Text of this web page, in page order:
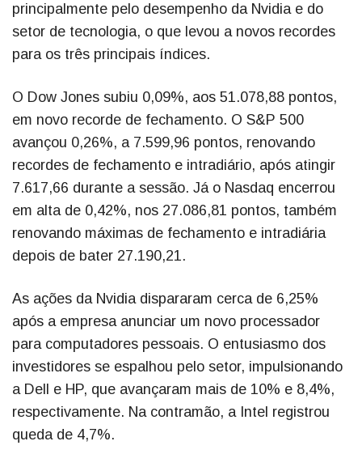
principalmente pelo desempenho da Nvidia e do
setor de tecnologia, o que levou a novos recordes
para os três principais índices.
O Dow Jones subiu 0,09%, aos 51.078,88 pontos,
em novo recorde de fechamento. O S&P 500
avançou 0,26%, a 7.599,96 pontos, renovando
recordes de fechamento e intradiário, após atingir
7.617,66 durante a sessão. Já o Nasdaq encerrou
em alta de 0,42%, nos 27.086,81 pontos, também
renovando máximas de fechamento e intradiária
depois de bater 27.190,21.
As ações da Nvidia dispararam cerca de 6,25%
após a empresa anunciar um novo processador
para computadores pessoais. O entusiasmo dos
investidores se espalhou pelo setor, impulsionando
a Dell e HP, que avançaram mais de 10% e 8,4%,
respectivamente. Na contramão, a Intel registrou
queda de 4,7%.